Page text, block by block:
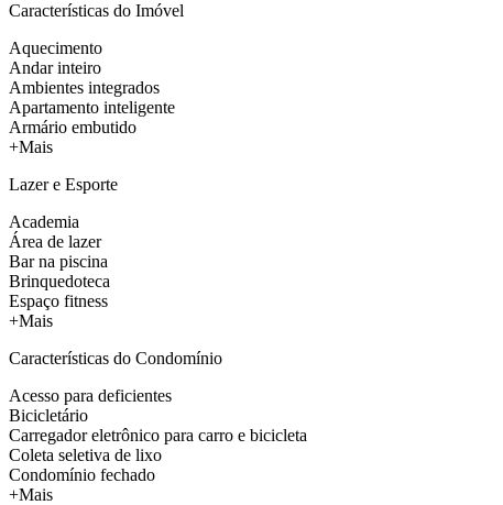
Características do Imóvel
Aquecimento
Andar inteiro
Ambientes integrados
Apartamento inteligente
Armário embutido
+Mais
Lazer e Esporte
Academia
Área de lazer
Bar na piscina
Brinquedoteca
Espaço fitness
+Mais
Características do Condomínio
Acesso para deficientes
Bicicletário
Carregador eletrônico para carro e bicicleta
Coleta seletiva de lixo
Condomínio fechado
+Mais